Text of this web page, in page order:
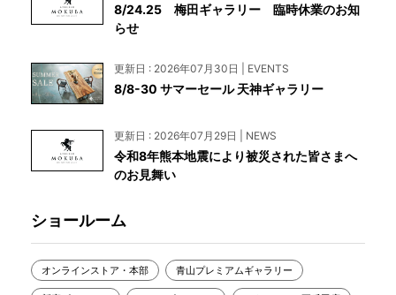
8/24.25 梅田ギャラリー 臨時休業のお知
らせ
更新日 : 2026年07月30日 | EVENTS
8/8-30 サマーセール 天神ギャラリー
更新日 : 2026年07月29日 | NEWS
令和8年熊本地震により被災された皆さまへ
のお見舞い
ショールーム
オンラインストア・本部 青山プレミアムギャラリー